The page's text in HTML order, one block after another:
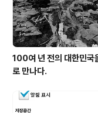
100여 년 전의 대한민국
로 만나다.